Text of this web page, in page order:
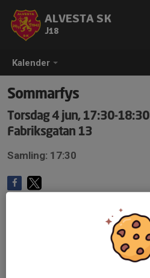
Kalender
ALVESTA SK
J18
Sommarfys
Torsdag 4 jun, 17:30-18:30
Fabriksgatan 13
Samling: 17:30